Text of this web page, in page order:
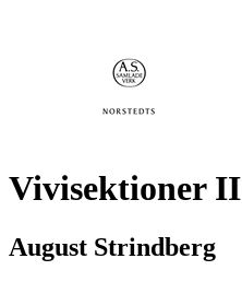
Vivisektioner II
August Strindberg